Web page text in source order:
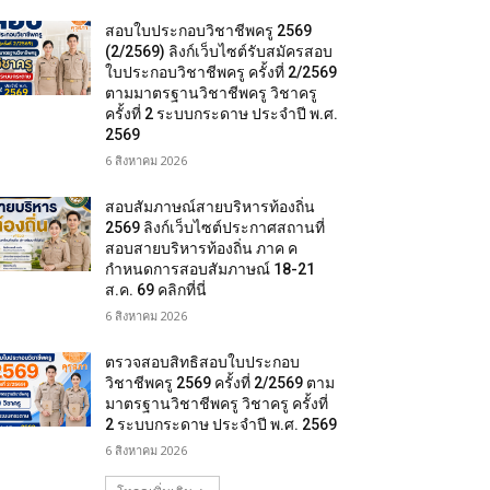
สอบใบประกอบวิชาชีพครู 2569
(2/2569) ลิงก์เว็บไซต์รับสมัครสอบ
ใบประกอบวิชาชีพครู ครั้งที่ 2/2569
ตามมาตรฐานวิชาชีพครู วิชาครู
ครั้งที่ 2 ระบบกระดาษ ประจำปี พ.ศ.
2569
6 สิงหาคม 2026
สอบสัมภาษณ์สายบริหารท้องถิ่น
2569 ลิงก์เว็บไซต์ประกาศสถานที่
สอบสายบริหารท้องถิ่น ภาค ค
กำหนดการสอบสัมภาษณ์ 18-21
ส.ค. 69 คลิกที่นี่
6 สิงหาคม 2026
ตรวจสอบสิทธิสอบใบประกอบ
วิชาชีพครู 2569 ครั้งที่ 2/2569 ตาม
มาตรฐานวิชาชีพครู วิชาครู ครั้งที่
2 ระบบกระดาษ ประจำปี พ.ศ. 2569
6 สิงหาคม 2026